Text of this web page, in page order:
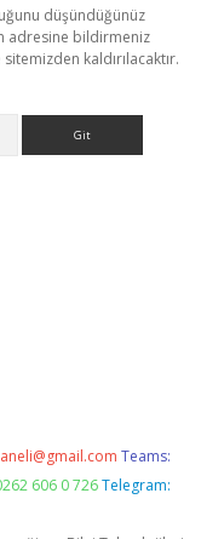
düşündüğünüz
adresine bildirmeniz
kaldırılacaktır.
Teams:
606 0 726 Telegram: